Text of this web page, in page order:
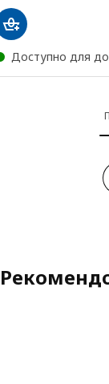
Доступно для